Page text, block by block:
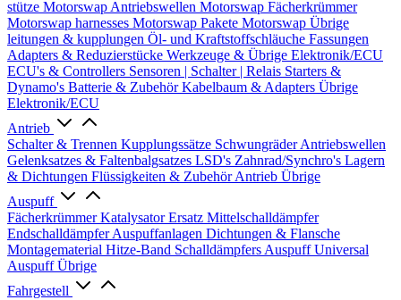
stütze Motorswap Antriebswellen Motorswap Fächerkrümmer
Motorswap harnesses Motorswap Pakete Motorswap Übrige
leitungen & kupplungen Öl- und Kraftstoffschläuche Fassungen
Adapters & Reduzierstücke Werkzeuge & Übrige Elektronik/ECU
ECU's & Controllers Sensoren | Schalter | Relais Starters &
Dynamo's Batterie & ZubehörKabelbaum & Adapters Übrige
Elektronik/ECU
Antrieb
Schalter & Trennen Kupplungssätze SchwungräderAntriebswellen
Gelenksatzes & Faltenbalgsatzes LSD's Zahnrad/Synchro's Lagern
& Dichtungen Flüssigkeiten & ZubehörAntrieb Übrige
Auspuff
FächerkrümmerKatalysator Ersatz Mittelschalldämpfer
EndschalldämpferAuspuffanlagen Dichtungen & Flansche
Montagematerial Hitze-Band Schalldämpfers Auspuff Universal
Auspuff Übrige
Fahrgestell